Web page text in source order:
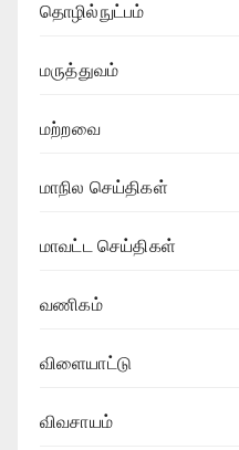
தொழில்நுட்பம்
மருத்துவம்
மற்றவை
மாநில செய்திகள்
மாவட்ட செய்திகள்
வணிகம்
விளையாட்டு
விவசாயம்